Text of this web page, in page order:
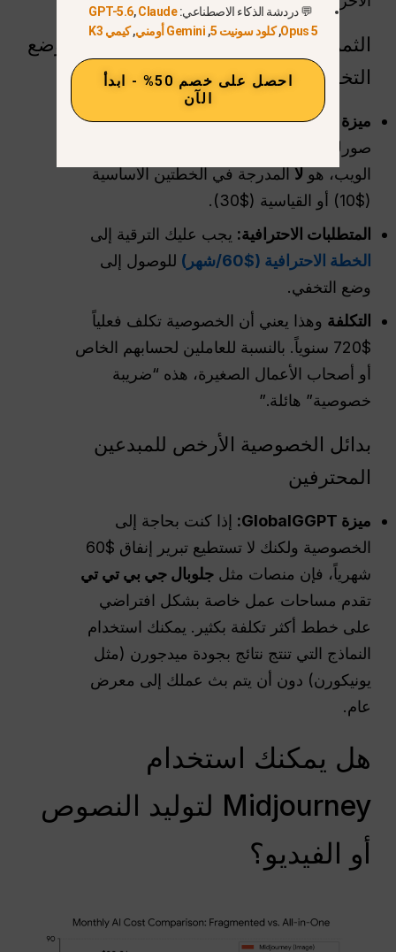
الثمن الباهظ للخصوصية: هل يستحق “وضع
التخفي” $720 / سنة؟
ميزة حصرية:“وضع التخفي”، الذي يمنع ظهور
صورك للآخرين على موقع ميدجورني على
الويب، هو لا المدرجة في الخطتين الأساسية
($10) أو القياسية ($30).
المتطلبات الاحترافية: يجب عليك الترقية إلى
الخطة الاحترافية ($60/شهر)
للوصول إلى
وضع التخفي.
التكلفة وهذا يعني أن الخصوصية تكلف فعلياً
$720 سنوياً. بالنسبة للعاملين لحسابهم الخاص
أو أصحاب الأعمال الصغيرة، هذه “ضريبة
خصوصية” هائلة.”
بدائل الخصوصية الأرخص للمبدعين
المحترفين
ميزة GlobalGGPT:
إذا كنت بحاجة إلى
الخصوصية ولكنك لا تستطيع تبرير إنفاق $60
شهرياً، فإن منصات مثلجلوبال جي بي تي تي
تقدم مساحات عمل خاصة بشكل افتراضي
على خطط أكثر تكلفة بكثير. يمكنك استخدام
النماذج التي تنتج نتائج بجودة ميدجورن (مثل
يونيكورن) دون أن يتم بث عملك إلى معرض
عام.
هل يمكنك استخدام
Midjourney لتوليد النصوص
أو الفيديو؟
💬 دردشة الذكاء الاصطناعي: GPT-5.6,Claude
Opus 5
,كلود سونيت 5 , Gemini أومني ,كيمي K3
احصل على خصم 50% - ابدأ
الآن